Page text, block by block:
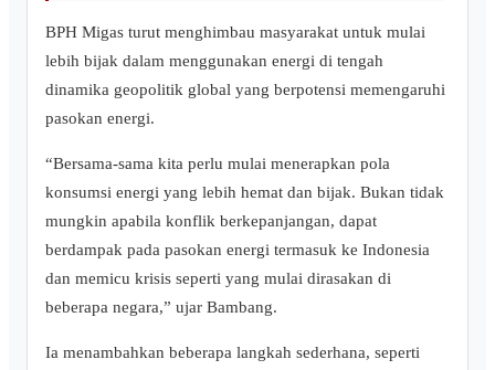
BPH Migas turut menghimbau masyarakat untuk mulai
lebih bijak dalam menggunakan energi di tengah
dinamika geopolitik global yang berpotensi memengaruhi
pasokan energi.
“Bersama-sama kita perlu mulai menerapkan pola
konsumsi energi yang lebih hemat dan bijak. Bukan tidak
mungkin apabila konflik berkepanjangan, dapat
berdampak pada pasokan energi termasuk ke Indonesia
dan memicu krisis seperti yang mulai dirasakan di
beberapa negara,” ujar Bambang.
Ia menambahkan beberapa langkah sederhana, seperti